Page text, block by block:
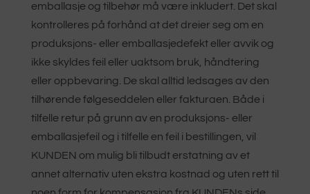
emballasje og tilbehør må være inkludert. Det skal
kontrolleres på forhånd at det dreier seg om en
produksjons- eller emballasjedefekt eller avvik og
ikke skyldes feil eller uaktsom bruk, håndtering
eller oppbevaring. De skal alltid ledsages av den
tilhørende følgeseddelen eller fakturaen. Både i
tilfelle retur på grunn av en produksjons- eller
emballasjefeil og i tilfelle en feil i bestillingen, vil
KUNDEN om mulig bli tilbudt erstatning av et
annet alternativ uten ekstra kostnad og uten rett til